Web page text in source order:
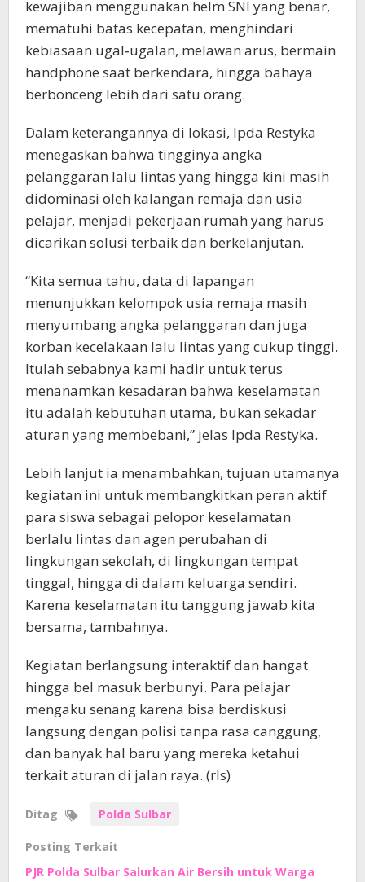
kewajiban menggunakan helm SNI yang benar,
mematuhi batas kecepatan, menghindari
kebiasaan ugal‑ugalan, melawan arus, bermain
handphone saat berkendara, hingga bahaya
berbonceng lebih dari satu orang.
Dalam keterangannya di lokasi, Ipda Restyka
menegaskan bahwa tingginya angka
pelanggaran lalu lintas yang hingga kini masih
didominasi oleh kalangan remaja dan usia
pelajar, menjadi pekerjaan rumah yang harus
dicarikan solusi terbaik dan berkelanjutan.
“Kita semua tahu, data di lapangan
menunjukkan kelompok usia remaja masih
menyumbang angka pelanggaran dan juga
korban kecelakaan lalu lintas yang cukup tinggi.
Itulah sebabnya kami hadir untuk terus
menanamkan kesadaran bahwa keselamatan
itu adalah kebutuhan utama, bukan sekadar
aturan yang membebani,” jelas Ipda Restyka.
Lebih lanjut ia menambahkan, tujuan utamanya
kegiatan ini untuk membangkitkan peran aktif
para siswa sebagai pelopor keselamatan
berlalu lintas dan agen perubahan di
lingkungan sekolah, di lingkungan tempat
tinggal, hingga di dalam keluarga sendiri.
Karena keselamatan itu tanggung jawab kita
bersama, tambahnya.
Kegiatan berlangsung interaktif dan hangat
hingga bel masuk berbunyi. Para pelajar
mengaku senang karena bisa berdiskusi
langsung dengan polisi tanpa rasa canggung,
dan banyak hal baru yang mereka ketahui
terkait aturan di jalan raya. (rls)
Ditag Polda Sulbar
Posting Terkait
PJR Polda Sulbar Salurkan Air Bersih untuk Warga